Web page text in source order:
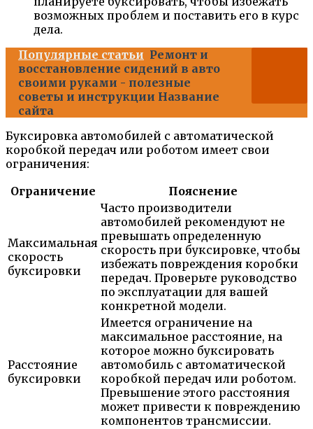
возможных проблем и поставить его в курс
дела.
Популярные статьи Ремонт и
восстановление сидений в авто
своими руками - полезные
советы и инструкции Название
сайта
Буксировка автомобилей с автоматической
коробкой передач или роботом имеет свои
ограничения:
Ограничение
Пояснение
Максимальная
скорость
буксировки
Часто производители
автомобилей рекомендуют не
превышать определенную
скорость при буксировке, чтобы
избежать повреждения коробки
передач. Проверьте руководство
по эксплуатации для вашей
конкретной модели.
Расстояние
буксировки
Имеется ограничение на
максимальное расстояние, на
которое можно буксировать
автомобиль с автоматической
коробкой передач или роботом.
Превышение этого расстояния
может привести к повреждению
компонентов трансмиссии.